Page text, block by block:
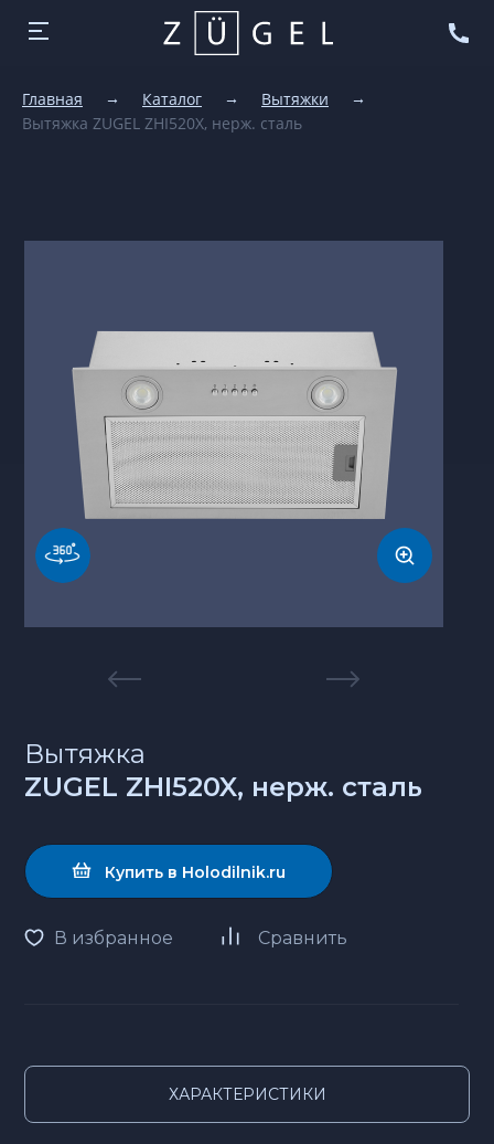
Главная Каталог
Вытяжки
Вытяжка ZUGEL ZHI520X, нерж. сталь
Вытяжка
ZUGEL ZHI520X, нерж. сталь
Купить в Holodilnik.ru
В избранное Сравнить
ХАРАКТЕРИСТИКИ